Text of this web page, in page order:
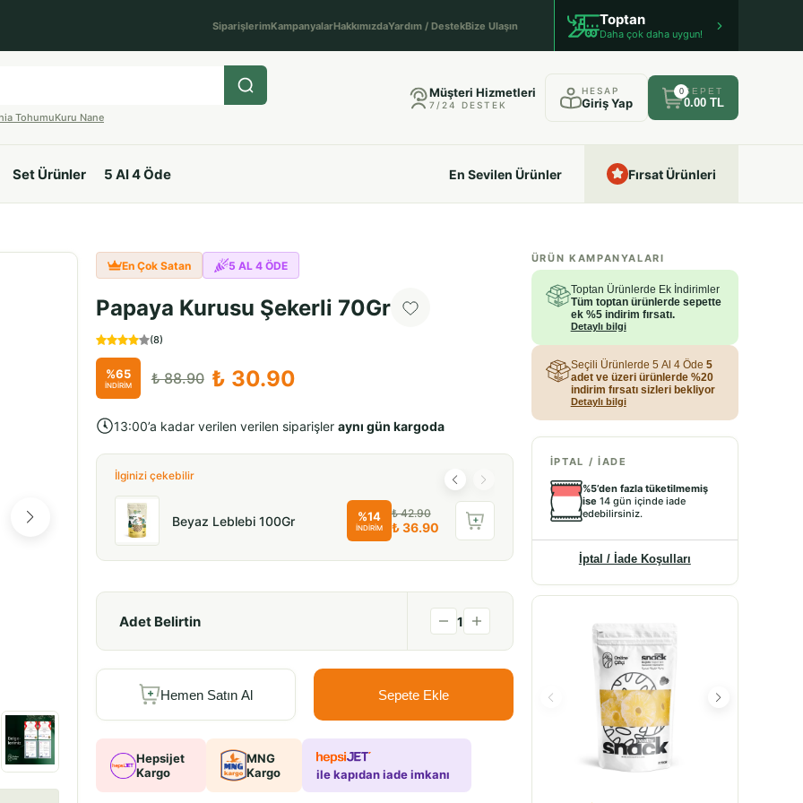
SiparişlerimKampanyalarHakkımızdaYardım / DestekBize Ulaşın Toptan
Daha çok daha uygun!
TohumuKuru Nane
Müşteri Hizmetleri
7/24 DESTEK
HESAP
Giriş Yap
0 SEPET
0.00 TL
Set Ürünler 5 Al 4 Öde En Sevilen Ürünler Fırsat Ürünleri
En Çok Satan 5 AL 4 ÖDE
Papaya Kurusu Şekerli 70Gr
(8)
%65
İNDİRİM ₺ 88.90 ₺ 30.90
13:00’a kadar verilen verilen siparişler aynı gün kargoda
İlginizi çekebilir
₺ 32.90
₺ 29.90 Beyaz Leblebi 100Gr %14
İNDİRİM
₺ 42.90
₺ 36.90
Adet Belirtin 1
Hemen Satın Al Sepete Ekle
Hepsijet
Kargo
MNG
Kargo
ile kapıdan iade imkanı
ÜRÜN KAMPANYALARI
Toptan Ürünlerde Ek İndirimler
Tüm toptan ürünlerde sepette
ek %5 indirim fırsatı.
Detaylı bilgi
Seçili Ürünlerde 5 Al 4 Öde 5
adet ve üzeri ürünlerde %20
indirim fırsatı sizleri bekliyor
Detaylı bilgi
İPTAL / İADE
%5’den fazla tüketilmemiş
ise 14 gün içinde iade
edebilirsiniz.
İptal / İade Koşulları